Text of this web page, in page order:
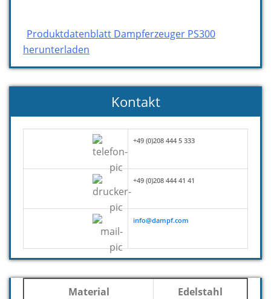
Produktdatenblatt Dampferzeuger PS300
herunterladen
Kontakt
+49 (0)208 444 5 333
+49 (0)208 444 41 41
info@dampf.com
Material Edelstahl